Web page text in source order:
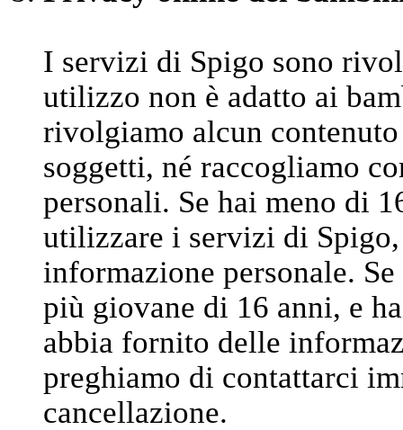
I servizi di Spigo sono
utilizzo non è adatto ai
rivolgiamo alcun
soggetti, né raccogliamo
personali. Se hai meno di
utilizzare i servizi di
informazione personale.
più giovane di 16 anni, e
abbia fornito delle
preghiamo di contattarci
cancellazione.